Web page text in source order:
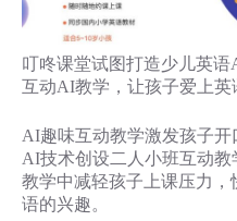
叮咚课堂试图打造少儿英
互动AI教学，让孩子爱上英
AI趣味互动教学激发孩子
AI技术创设二人小班互动
教学中减轻孩子上课压力
语的兴趣。